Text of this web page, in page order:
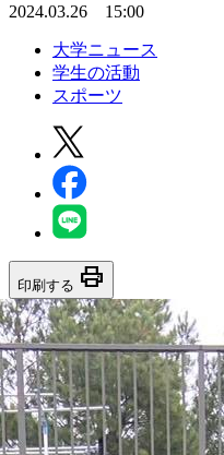
2024.03.26 15:00
大学ニュース
学生の活動
スポーツ
印刷する print